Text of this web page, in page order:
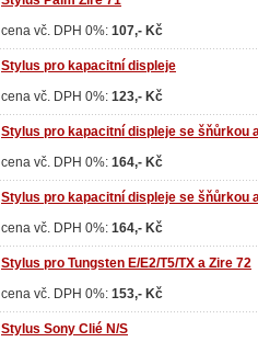
cena vč. DPH 0%: 107,- Kč
Stylus pro kapacitní displeje
cena vč. DPH 0%: 123,- Kč
Stylus pro kapacitní displeje se šňůrkou
cena vč. DPH 0%: 164,- Kč
Stylus pro kapacitní displeje se šňůrkou
cena vč. DPH 0%: 164,- Kč
Stylus pro Tungsten E/E2/T5/TX a Zire 72
cena vč. DPH 0%: 153,- Kč
Stylus Sony Clié N/S